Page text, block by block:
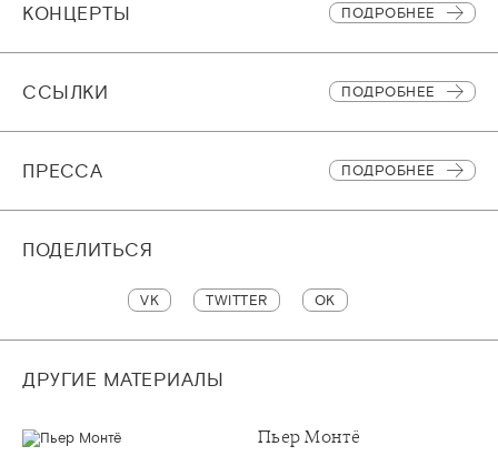
КОНЦЕРТЫ ПОДРОБНЕЕ
CСЫЛКИ ПОДРОБНЕЕ
ПРЕССА ПОДРОБНЕЕ
ПОДЕЛИТЬСЯ
VK TWITTER OK
ДРУГИЕ МАТЕРИАЛЫ
Пьер Монтё